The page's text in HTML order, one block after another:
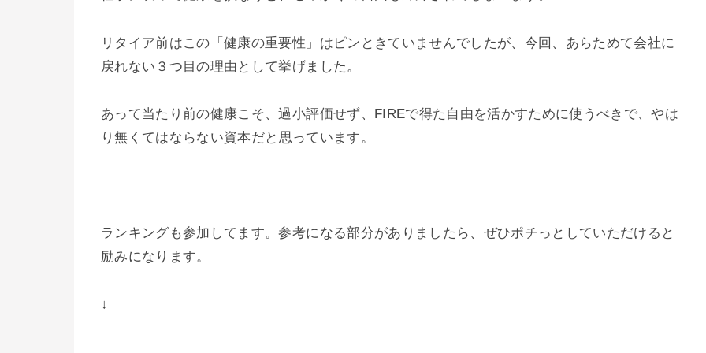
リタイア前はこの「健康の重要性」はピンときていませんでしたが、今回、あらためて会社に
戻れない３つ目の理由として挙げました。
あって当たり前の健康こそ、過小評価せず、FIREで得た自由を活かすために使うべきで、やは
り無くてはならない資本だと思っています。
ランキングも参加してます。参考になる部分がありましたら、ぜひポチっとしていただけると
励みになります。
↓